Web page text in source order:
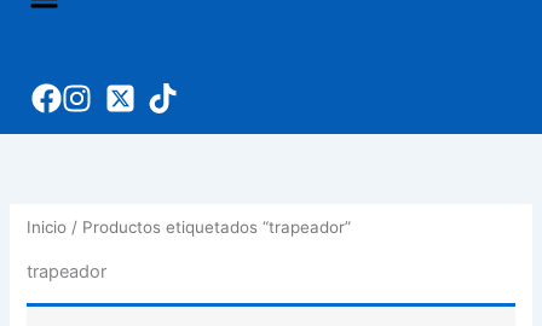
Inicio / Productos etiquetados “trapeador”
trapeador